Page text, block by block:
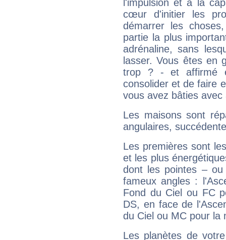
l'impulsion et à la
cœur d'initier les
démarrer les
partie la plus
adrénaline, sans
lasser. Vous êtes en
trop ? - et affirmé
consolider et de faire
vous avez bâties avec
Les maisons sont
angulaires,
Les premières sont
et les plus
dont les pointes –
fameux angles :
Fond du Ciel ou FC
DS, en face de
du Ciel ou MC pour la
Les planètes de